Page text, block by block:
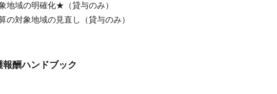
地域の明確化★（貸与のみ）
の対象地域の見直し（貸与のみ）
酬ハンドブック